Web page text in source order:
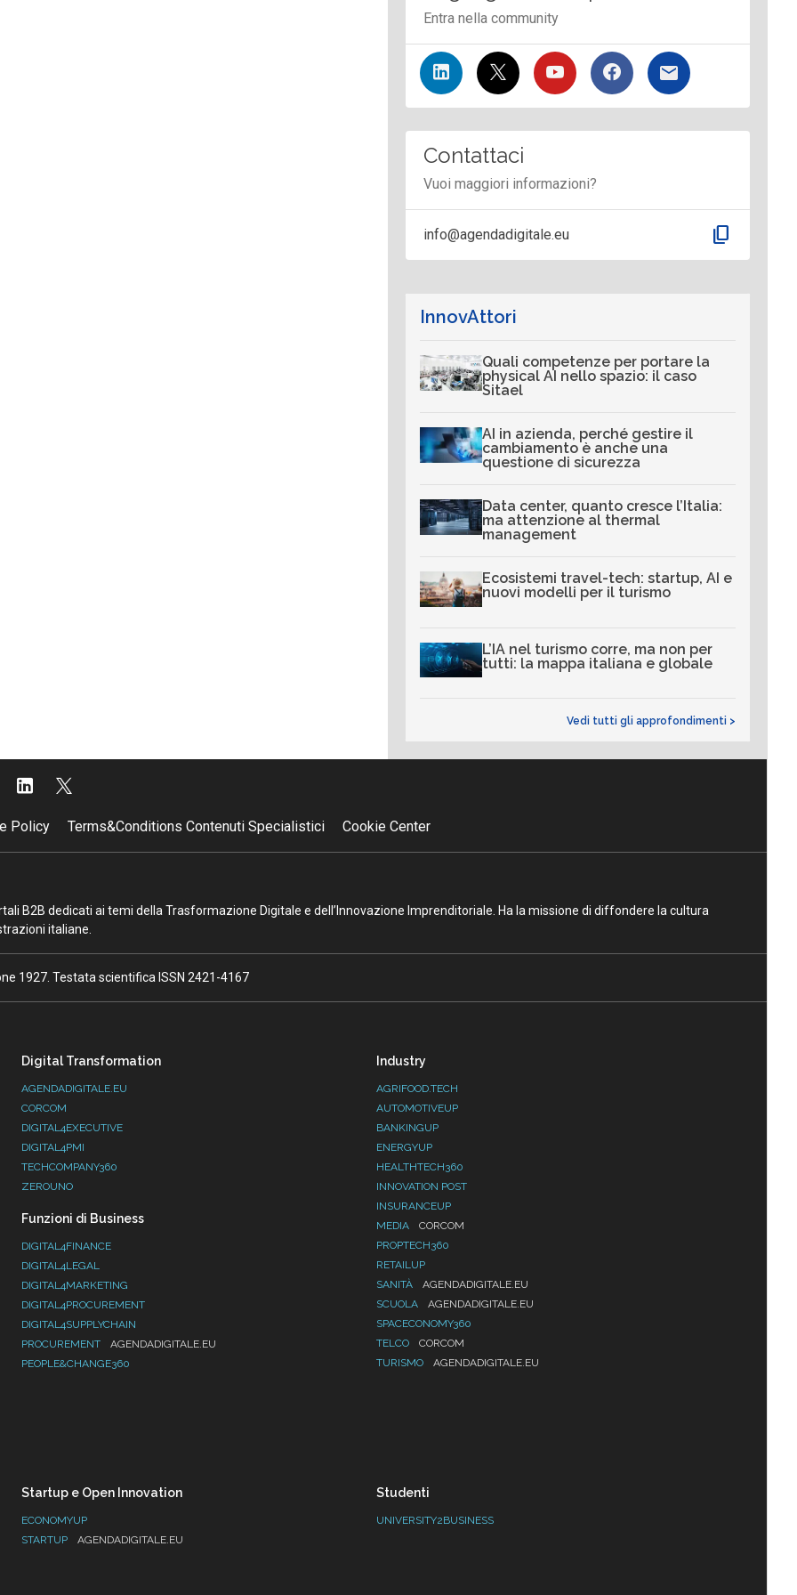
Entra nella community
Contattaci
Vuoi maggiori informazioni?
info@agendadigitale.eu content_copy
InnovAttori
Quali competenze per portare la
physical AI nello spazio: il caso
Sitael
AI in azienda, perché gestire il
cambiamento è anche una
questione di sicurezza
Data center, quanto cresce l’Italia:
ma attenzione al thermal
management
Ecosistemi travel-tech: startup, AI e
nuovi modelli per il turismo
L’IA nel turismo corre, ma non per
tutti: la mappa italiana e globale
Vedi tutti gli approfondimenti >
Policy Terms&Conditions Contenuti Specialistici Cookie Center
B2B dedicati ai temi della Trasformazione Digitale e dell’Innovazione Imprenditoriale. Ha la missione di diffondere la cultura
italiane.
1927. Testata scientifica ISSN 2421-4167
Digital Transformation
AGENDADIGITALE.EU
CORCOM
DIGITAL4EXECUTIVE
DIGITAL4PMI
TECHCOMPANY360
ZEROUNO
Funzioni di Business
DIGITAL4FINANCE
DIGITAL4LEGAL
DIGITAL4MARKETING
DIGITAL4PROCUREMENT
DIGITAL4SUPPLYCHAIN
PROCUREMENT
AGENDADIGITALE.EU
PEOPLE&CHANGE360
Industry
AGRIFOOD.TECH
AUTOMOTIVEUP
BANKINGUP
ENERGYUP
HEALTHTECH360
INNOVATION POST
INSURANCEUP
MEDIA
CORCOM
PROPTECH360
RETAILUP
SANITÀ
AGENDADIGITALE.EU
SCUOLA
AGENDADIGITALE.EU
SPACECONOMY360
TELCO
CORCOM
TURISMO
AGENDADIGITALE.EU
Startup e Open Innovation
ECONOMYUP
STARTUP
AGENDADIGITALE.EU
Studenti
UNIVERSITY2BUSINESS